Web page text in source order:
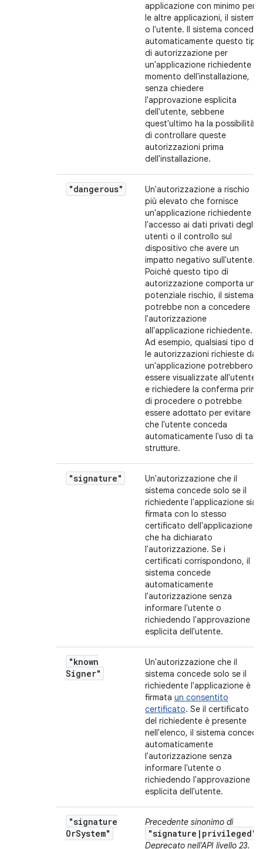
applicazione con minimo per
le altre applicazioni, il sistema
o l'utente. Il sistema concede
automaticamente questo tipo
di autorizzazione per
un'applicazione richiedente al
momento dell'installazione,
senza chiedere
l'approvazione esplicita
dell'utente, sebbene
quest'ultimo ha la possibilità
di controllare queste
autorizzazioni prima
dell'installazione.
"dangerous"
Un'autorizzazione a rischio
più elevato che fornisce
un'applicazione richiedente
l'accesso ai dati privati degli
utenti o il controllo sul
dispositivo che avere un
impatto negativo sull'utente.
Poiché questo tipo di
autorizzazione comporta un
potenziale rischio, il sistema
potrebbe non a concedere
l'autorizzazione
all'applicazione richiedente.
Ad esempio, qualsiasi tipo di
le autorizzazioni richieste da
un'applicazione potrebbero
essere visualizzate all'utente
e richiedere la conferma prima
di procedere o potrebbe
essere adottato per evitare
che l'utente conceda
automaticamente l'uso di tali
strutture.
"signature"
Un'autorizzazione che il
sistema concede solo se il
richiedente l'applicazione sia
firmata con lo stesso
certificato dell'applicazione
che ha dichiarato
l'autorizzazione. Se i
certificati corrispondono, il
sistema concede
automaticamente
l'autorizzazione senza
informare l'utente o
richiedendo l'approvazione
esplicita dell'utente.
"known
Signer"
Un'autorizzazione che il
sistema concede solo se il
richiedente l'applicazione è
firmata un consentito
certificato. Se il certificato
del richiedente è presente
nell'elenco, il sistema concede
automaticamente
l'autorizzazione senza
informare l'utente o
richiedendo l'approvazione
esplicita dell'utente.
"signature
OrSystem"
Precedente sinonimo di
"signature|privileged"
Deprecato nell'API livello 23.